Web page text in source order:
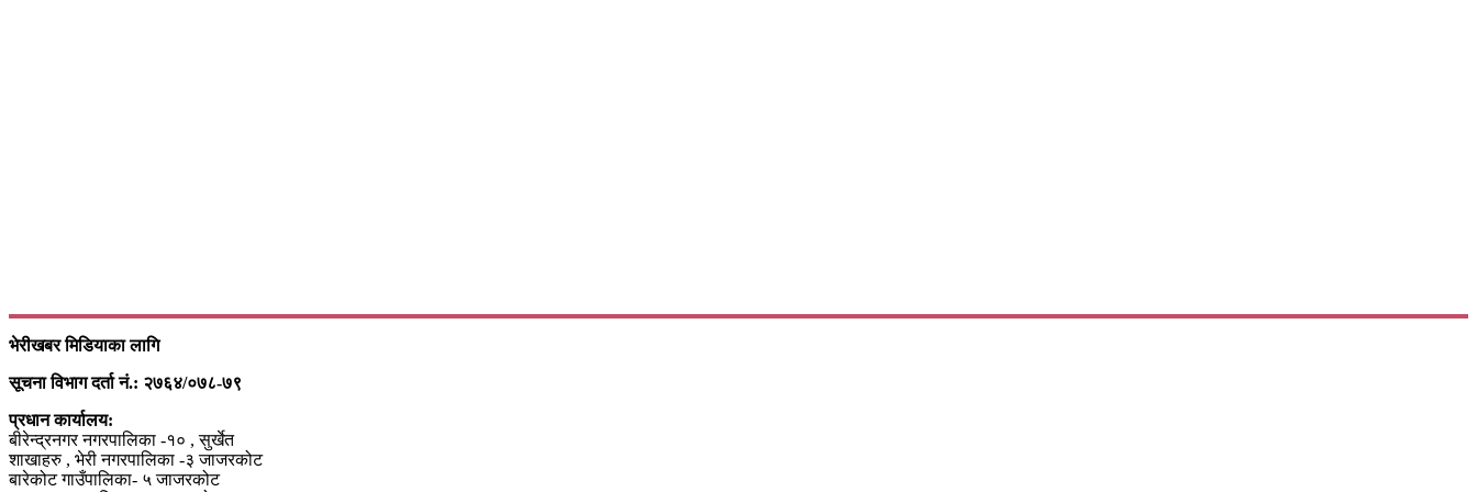
भेरीखबर मिडियाका लागि
सूचना विभाग दर्ता नं.: २७६४/०७८-७९
प्रधान कार्यालय:
बीरेन्द्रनगर नगरपालिका -१० , सुर्खेत
शाखाहरु , भेरी नगरपालिका -३ जाजरकोट
बारेकोट गाउँपालिका- ५ जाजरकोट